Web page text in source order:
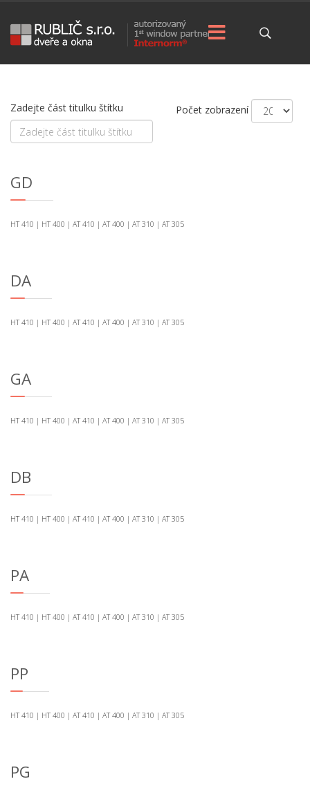
Zadejte část titulku štítku Počet zobrazení
GD
HT 410 | HT 400 | AT 410 | AT 400 | AT 310 | AT 305
DA
HT 410 | HT 400 | AT 410 | AT 400 | AT 310 | AT 305
GA
HT 410 | HT 400 | AT 410 | AT 400 | AT 310 | AT 305
DB
HT 410 | HT 400 | AT 410 | AT 400 | AT 310 | AT 305
PA
HT 410 | HT 400 | AT 410 | AT 400 | AT 310 | AT 305
PP
HT 410 | HT 400 | AT 410 | AT 400 | AT 310 | AT 305
PG